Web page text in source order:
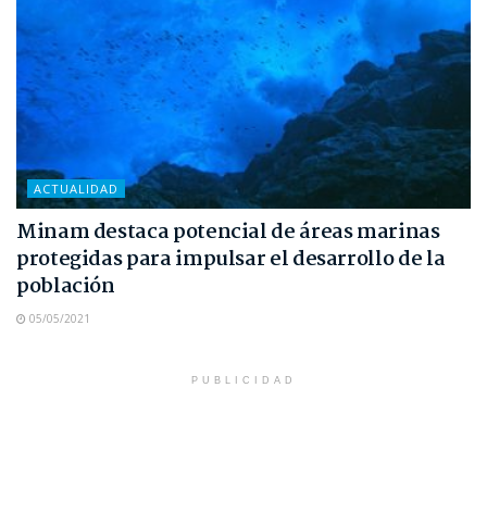
ACTUALIDAD
Minam destaca potencial de áreas marinas
protegidas para impulsar el desarrollo de la
población
05/05/2021
PUBLICIDAD